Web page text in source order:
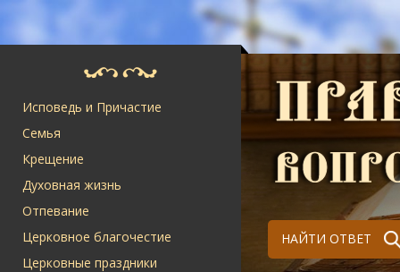
Исповедь и Причастие
Семья
Крещение
Духовная жизнь
Отпевание
Церковное благочестие
Церковные праздники
НАЙТИ ОТВЕТ